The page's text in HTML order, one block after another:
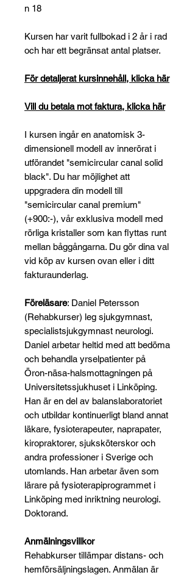
n 18
Kursen har varit fullbokad i 2 år i rad
och har ett begränsat antal platser.
För detaljerat kursinnehåll, klicka här
Vill du betala mot faktura, klicka här
I kursen ingår en anatomisk 3-
dimensionell modell av innerörat i
utförandet "semicircular canal solid
black". Du har möjlighet att
uppgradera din modell till
"semicircular canal premium"
(+900:-), vår exklusiva modell med
rörliga kristaller som kan flyttas runt
mellan båggångarna. Du gör dina val
vid köp av kursen ovan eller i ditt
fakturaunderlag.
Föreläsare: Daniel Petersson
(Rehabkurser) leg sjukgymnast,
specialistsjukgymnast neurologi.
Daniel arbetar heltid med att bedöma
och behandla yrselpatienter på
Öron-näsa-halsmottagningen på
Universitetssjukhuset i Linköping.
Han är en del av balanslaboratoriet
och utbildar kontinuerligt bland annat
läkare, fysioterapeuter, naprapater,
kiropraktorer, sjuksköterskor och
andra professioner i Sverige och
utomlands. Han arbetar även som
lärare på fysioterapiprogrammet i
Linköping med inriktning neurologi.
Doktorand.
Anmälningsvillkor
Rehabkurser tillämpar distans- och
hemförsäljningslagen. Anmälan är